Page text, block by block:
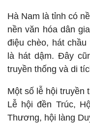
Hà Nam là tỉnh có
nền văn hóa dân
điệu chèo, hát
là hát dậm. Đây
truyền thống và di
Một số lễ hội truyền
Lễ hội đền Trúc,
Thương, hội làng